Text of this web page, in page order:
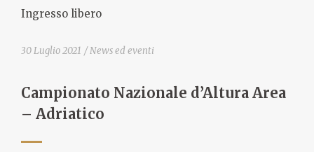
Ingresso libero
30 Luglio 2021 News ed eventi
Campionato Nazionale d’Altura Area
– Adriatico